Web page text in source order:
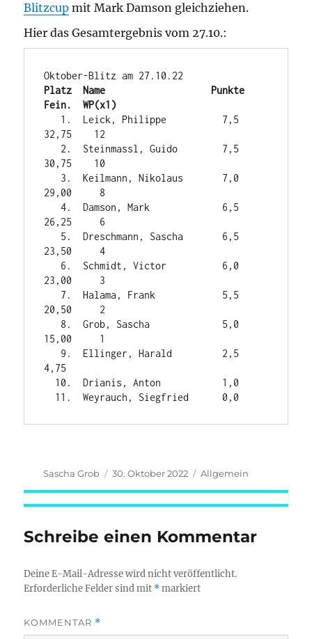
Blitzcup mit Mark Damson gleichziehen.
Hier das Gesamtergebnis vom 27.10.:
Platz  Name                   Punkte
Fein.  WP(x1)
32,75    12
30,75    10
29,00     8
   4.  Damson, Mark             6,5
26,25     6
23,50     4
23,00     3
20,50     2
15,00     1
4,75
Autor
Sascha Grob
Veröffentlicht
am
30. Oktober 2022 Kategorien
Allgemein
Schreibe einen Kommentar
Deine E-Mail-Adresse wird nicht veröffentlicht.
Erforderliche Felder sind mit *markiert
KOMMENTAR *